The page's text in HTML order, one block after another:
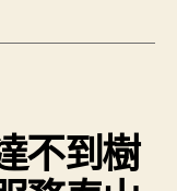
不到樹